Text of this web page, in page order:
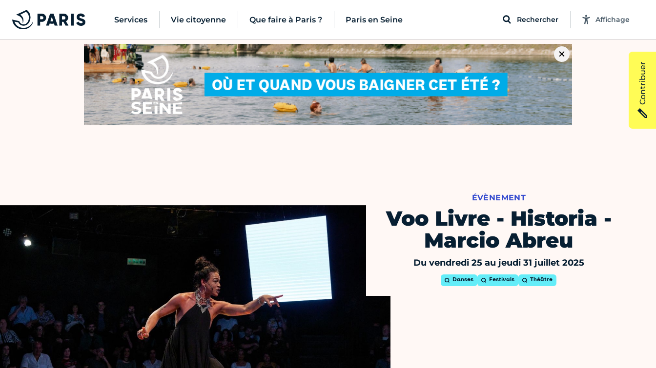
Services Vie citoyenne Que faire à Paris ? Paris en Seine Rechercher Affichage
ÉVÈNEMENT
Voo Livre - Historia -
Marcio Abreu
Du vendredi 25 au jeudi 31 juillet 2025
Danses Festivals Théâtre
Contribuer